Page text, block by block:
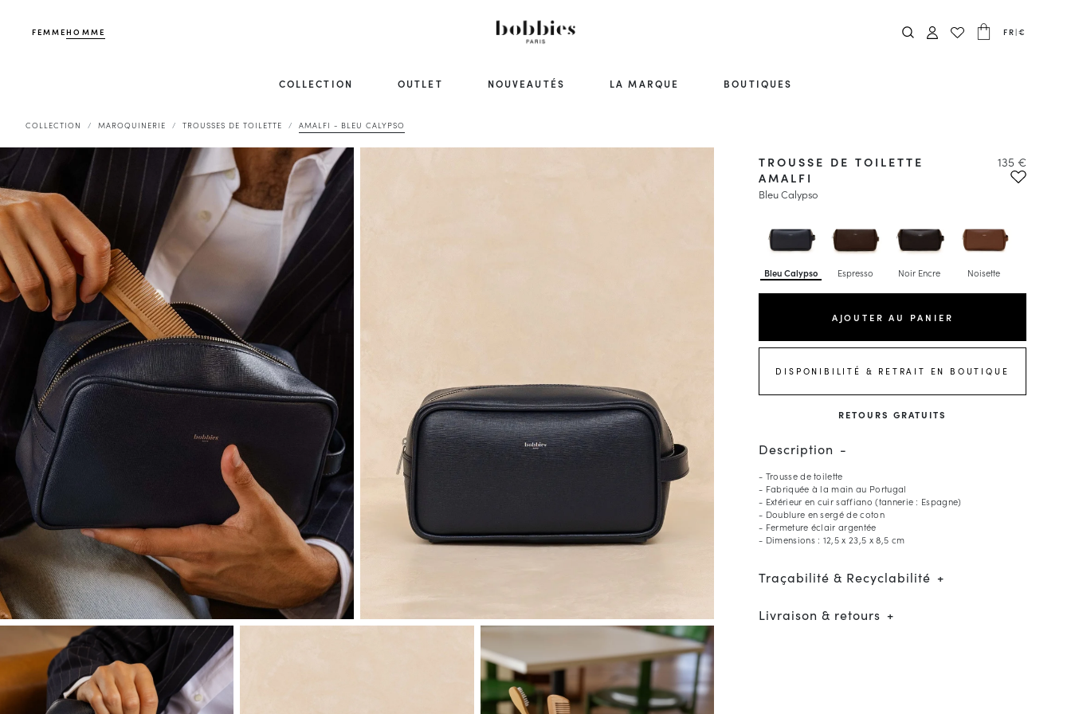
FEMMEHOMME FR|€
COLLECTION OUTLET NOUVEAUTÉS LA MARQUE BOUTIQUES
COLLECTION MAROQUINERIE TROUSSES DE TOILETTE AMALFI - BLEU CALYPSO
Bleu Calypso Espresso Noir Encre Noisette
TROUSSE DE TOILETTE
AMALFI
Bleu Calypso
135 €
AJOUTER AU PANIER
DISPONIBILITÉ & RETRAIT EN BOUTIQUE
RETOURS GRATUITS
Description
- Trousse de toilette
- Fabriquée à la main au Portugal
- Extérieur en cuir saffiano (tannerie : Espagne)
- Doublure en sergé de coton
- Fermeture éclair argentée
- Dimensions : 12,5 x 23,5 x 8,5 cm
Traçabilité & Recyclabilité
Livraison & retours